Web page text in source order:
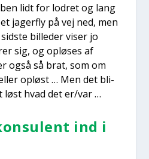
lidt for lodret og lang
jager­fly på vej ned, men
bil­le­der viser jo
sig, og oplø­ses af
også så brat, som om
opløst … Men det bli­
hvad det er/var …
ind i